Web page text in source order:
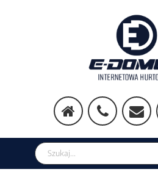
Szukaj w sklepie